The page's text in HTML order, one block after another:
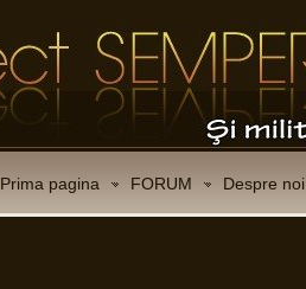
Prima pagina FORUM Despre noi